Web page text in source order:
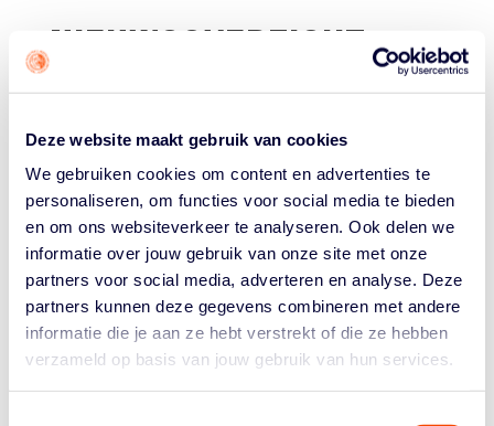
Deze website maakt gebruik van cookies
We gebruiken cookies om content en advertenties te
personaliseren, om functies voor social media te bieden
en om ons websiteverkeer te analyseren. Ook delen we
informatie over jouw gebruik van onze site met onze
partners voor social media, adverteren en analyse. Deze
partners kunnen deze gegevens combineren met andere
informatie die je aan ze hebt verstrekt of die ze hebben
verzameld op basis van jouw gebruik van hun services.
NIEUWSOVERZICHT
VEERKRACHT EN MENTALITEIT